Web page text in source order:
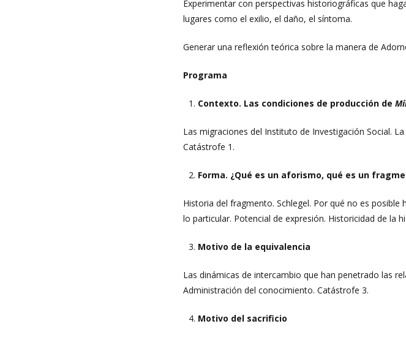
Experimentar con perspectivas historiográficas que
lugares como el exilio, el daño, el síntoma.
Generar una reflexión teórica sobre la manera de
Programa
Contexto. Las condiciones de producción de
Las migraciones del Instituto de Investigación Social.
Catástrofe 1.
Forma. ¿Qué es un aforismo, qué es un
Historia del fragmento. Schlegel. Por qué no es posible
lo particular. Potencial de expresión. Historicidad de la
Motivo de la equivalencia
Las dinámicas de intercambio que han penetrado las
Administración del conocimiento. Catástrofe 3.
Motivo del sacrificio